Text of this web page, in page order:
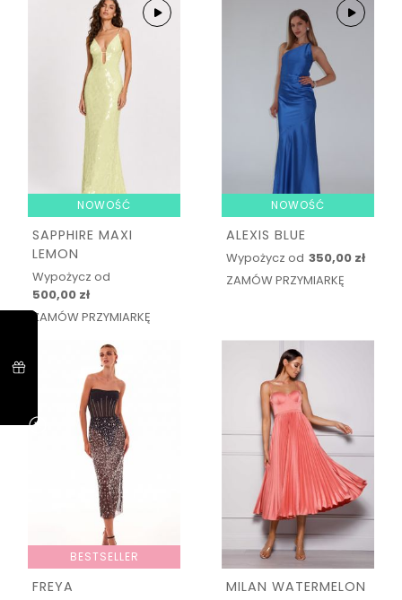
NOWOŚĆ
SAPPHIRE MAXI
LEMON
Wypożycz od
500,00 zł
ZAMÓW PRZYMIARKĘ
NOWOŚĆ
ALEXIS BLUE
Wypożycz od 350,00 zł
ZAMÓW PRZYMIARKĘ
BESTSELLER
FREYA MILAN WATERMELON